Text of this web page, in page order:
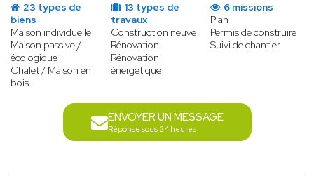
23 types de
biens
Maison individuelle
Maison passive /
écologique
Chalet / Maison en
bois
13 types de
travaux
Construction neuve
Rénovation
Rénovation
énergétique
6 missions
Plan
Permis de construire
Suivi de chantier
ENVOYER UN MESSAGE
Réponse sous 24 heures